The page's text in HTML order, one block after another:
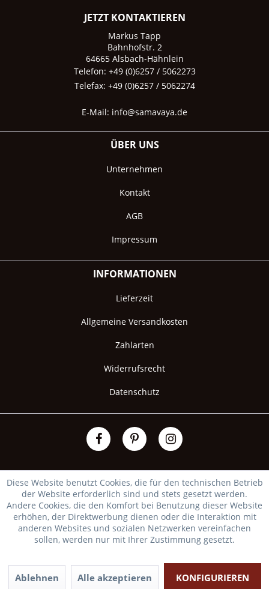
JETZT KONTAKTIEREN
Markus Tapp
Bahnhofstr. 2
64665 Alsbach-Hähnlein
Telefon: +49 (0)6257 / 5062273
Telefax: +49 (0)6257 / 5062274
E-Mail: info@samavaya.de
ÜBER UNS
Unternehmen
Kontakt
AGB
Impressum
INFORMATIONEN
Lieferzeit
Allgemeine Versandkosten
Zahlarten
Widerrufsrecht
Datenschutz
Diese Website benutzt Cookies, die für den technischen Betrieb
der Website erforderlich sind und stets gesetzt werden.
Andere Cookies, die den Komfort bei Benutzung dieser Website
erhöhen, der Direktwerbung dienen oder die Interaktion mit
anderen Websites und sozialen Netzwerken vereinfachen
sollen, werden nur mit Ihrer Zustimmung gesetzt.
Ablehnen Alle akzeptieren KONFIGURIEREN